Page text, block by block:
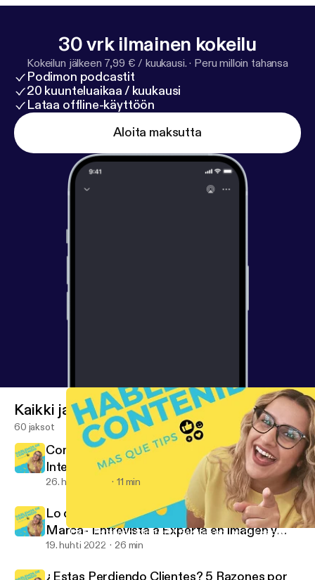
⭐️⭐️⭐️⭐️⭐️
--- Send in a voice message:
https://podcasters.spo
tify.com/pod/show/hablemos-de-contenido/messa
ge
30 vrk ilmainen kokeilu
Kokeilun jälkeen 7,99 € / kuukausi. · Peru milloin tahansa
Podimon podcastit
20 kuunteluaikaa / kuukausi
Lataa offline-käyttöön
Aloita maksutta
¿Estas Perdiendo Clientes? 5 Razones por las que esto puede
Hablemos de Contenido
Kaikki jaksot
60 jaksot
Como Grabar Varios Videos y No Morir en el
Intento| Ep.60
26. huhti 2022 11 min
Lo que Necesitas saber para crear tu
Marca- Entrevista a Experta en Imagen y
Marca| Ep.59
19. huhti 2022 26 min
¿Estas Perdiendo Clientes? 5 Razones por